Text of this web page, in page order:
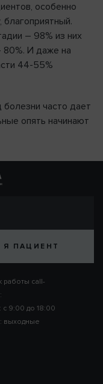
особенно
благоприятный.
– 98% из них
80%. И даже на
44-55%
болезни часто дает
опять начинают
Я ПАЦИЕНТ
работы call-
с 9:00 до 18:00
выходные